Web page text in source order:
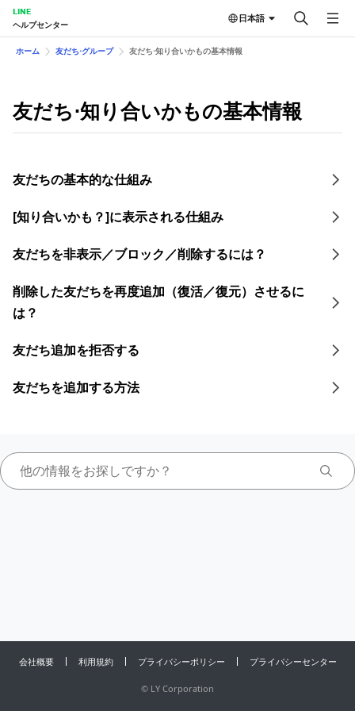
LINE
ヘルプセンター
日本語
ホーム 友だち⋅グループ 友だち⋅知り合いかもの基本情報
友だち⋅知り合いかもの基本情報
友だちの基本的な仕組み
[知り合いかも？]に表示される仕組み
友だちを非表示／ブロック／削除するには？
削除した友だちを再度追加（復活／復元）させるに
は？
友だち追加を拒否する
友だちを追加する方法
会社概要 利用規約 プライバシーポリシー プライバシーセンター
© LY Corporation